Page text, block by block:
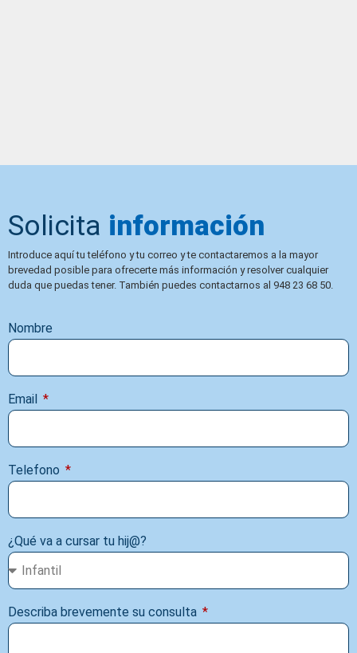
Solicita información
Introduce aquí tu teléfono y tu correo y te contactaremos a la mayor
brevedad posible para ofrecerte más información y resolver cualquier
duda que puedas tener. También puedes contactarnos al 948 23 68 50.
Nombre
Email
Telefono
¿Qué va a cursar tu hij@?
Describa brevemente su consulta